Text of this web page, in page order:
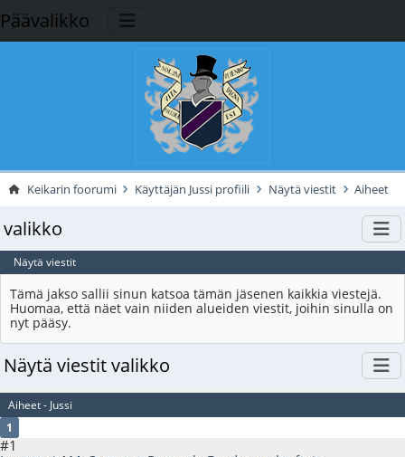
Päävalikko
Keikarin foorumi Käyttäjän Jussi profiili Näytä viestit Aiheet
valikko
Näytä viestit
Tämä jakso sallii sinun katsoa tämän jäsenen kaikkia viestejä.
Huomaa, että näet vain niiden alueiden viestit, joihin sinulla on
nyt pääsy.
Näytä viestit valikko
Aiheet - Jussi
1
#1